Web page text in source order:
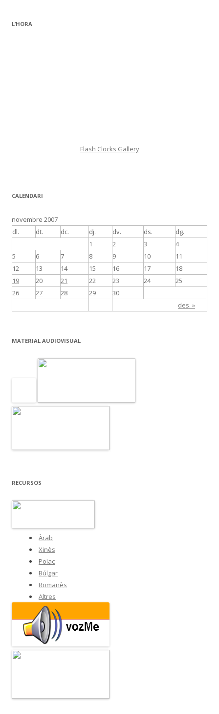
cL’HORA
Flash Clocks Gallery
CALENDARI
novembre 2007
dl.
dt. dc. dj. dv. ds. dg.
des. »
1 2 3
4
5
6 7 8 9 10
11
12
13 14 15 16 17
18
19
20 21 22 23 24
25
26
27 28 29 30
MATERIAL AUDIOVISUAL
RECURSOS
Àrab
Xinès
Polac
Búlgar
Romanès
Altres